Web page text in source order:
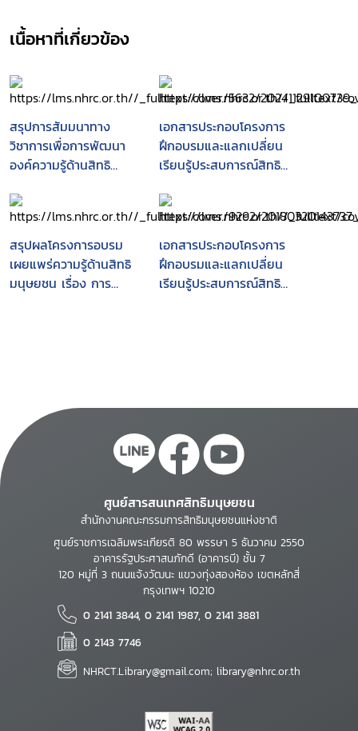
เนื้อหาที่เกี่ยวข้อง
สรุปการสัมมนาทาง
วิชาการเพื่อการพัฒนา
องค์ความรู้ด้านสิทธิ
ประจำปีงบประมาณ พ.ศ.
2560
เอกสารประกอบโครงการ
ฝึกอบรมและแลกเปลี่ยน
เรียนรู้ประสบการณ์สิทธิ
เสริมและคุ้มครองสิทธิ
มนุษยชนในภาคเหนือ :
วันที่ 6 - 8 ตุลาคม
2547 ณ โรงแรมราชภัฏ
อินน์ มหาวิทยาลัยราชภัฏ
สรุปผลโครงการอบรม
เผยแพร่ความรู้ด้านสิทธิ
มนุษยชน เรื่อง การ
เอกสารประกอบโครงการ
ฝึกอบรมและแลกเปลี่ยน
เรียนรู้ประสบการณ์สิทธิ
ศูนย์สารสนเทศสิทธิมนุษยชน
สำนักงานคณะกรรมการสิทธิมนุษยชนแห่งชาติ
ศูนย์ราชการเฉลิมพระเกียรติ 80 พรรษา 5 ธันวาคม 2550
อาคารรัฐประศาสนภักดี (อาคารบี) ชั้น 7
120 หมู่ที่ 3 ถนนแจ้งวัฒนะ แขวงทุ่งสองห้อง เขตหลักสี่
กรุงเทพฯ 10210
0 2141 3844, 0 2141 1987, 0 2141 3881
0 2143 7746
NHRCT.Library@gmail.com; library@nhrc.or.th